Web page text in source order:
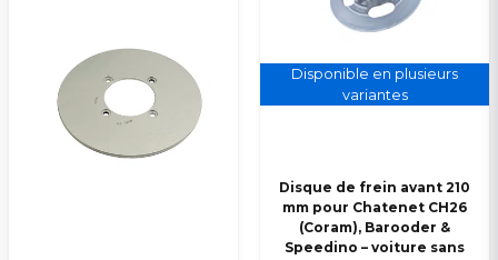
Disponible en plusieurs
variantes
Disque de frein avant 210
mm pour Chatenet CH26
(Coram), Barooder &
Speedino – voiture sans
Veuillez envoyer une question